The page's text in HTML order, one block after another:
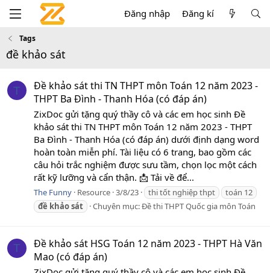
Đăng nhập Đăng kí
Tags
đề khảo sát
T
Đề khảo sát thi TN THPT môn Toán 12 năm 2023 -
THPT Ba Đình - Thanh Hóa (có đáp án)
ZixDoc gửi tặng quý thầy cô và các em học sinh Đề
khảo sát thi TN THPT môn Toán 12 năm 2023 - THPT
Ba Đình - Thanh Hóa (có đáp án) dưới định dạng word
hoàn toàn miễn phí. Tài liệu có 6 trang, bao gồm các
câu hỏi trắc nghiệm được sưu tầm, chọn lọc một cách
rất kỹ lưỡng và cẩn thận. 📩 Tải về để...
The Funny Resource 3/8/23 thi tốt nghiệp thpt
toán 12
đề khảosát Chuyên mục:Đề thi THPT Quốc gia môn Toán
T
Đề khảo sát HSG Toán 12 năm 2023 - THPT Hà Văn
Mao (có đáp án)